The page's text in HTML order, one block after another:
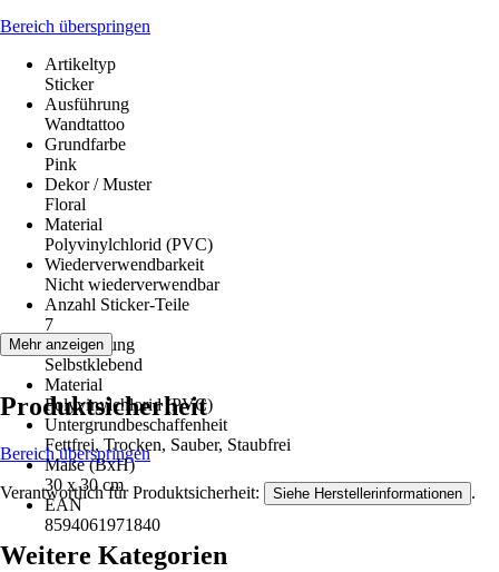
Bereich überspringen
Artikeltyp
Sticker
Ausführung
Wandtattoo
Grundfarbe
Pink
Dekor / Muster
Floral
Material
Polyvinylchlorid (PVC)
Wiederverwendbarkeit
Nicht wiederverwendbar
Anzahl Sticker-Teile
7
Verarbeitung
Selbstklebend
Material
Polyvinylchlorid (PVC)
Untergrundbeschaffenheit
Fettfrei, Trocken, Sauber, Staubfrei
Maße (BxH)
30 x 30 cm
EAN
8594061971840
Mehr anzeigen
Produktsicherheit
Bereich überspringen
Verantwortlich für Produktsicherheit: Siehe Herstellerinformationen .
Weitere Kategorien